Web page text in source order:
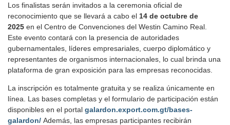
Los finalistas serán invitados a la ceremonia oficial de
reconocimiento que se llevará a cabo el 14 de octubre de
2025 en el Centro de Convenciones del Westin Camino Real.
Este evento contará con la presencia de autoridades
gubernamentales, líderes empresariales, cuerpo diplomático y
representantes de organismos internacionales, lo cual brinda una
plataforma de gran exposición para las empresas reconocidas.
La inscripción es totalmente gratuita y se realiza únicamente en
línea. Las bases completas y el formulario de participación están
disponibles en el portal galardon.export.com.gt/bases-
galardon/ Además, las empresas participantes recibirán